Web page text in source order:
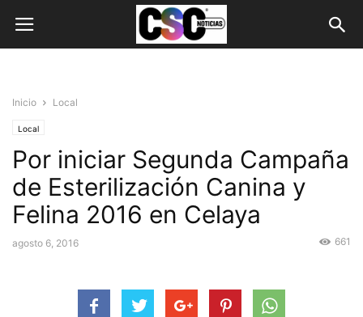
Inicio Local
Local
Por iniciar Segunda Campaña
de Esterilización Canina y
Felina 2016 en Celaya
agosto 6, 2016 661